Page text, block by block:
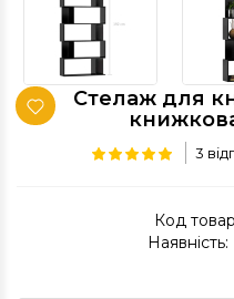
Стелаж для
3
Код
Наявність: